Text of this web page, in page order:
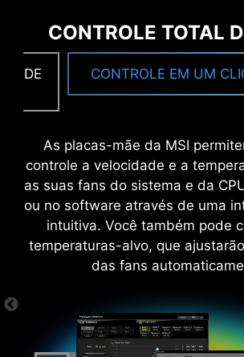
CONTROLE TOTAL
DE CONTROLE EM UM
As placas-mãe da MSI
controle a velocidade e a
as suas fans do sistema e da
ou no software através de uma
intuitiva. Você também pode
temperaturas-alvo, que
das fans
mais rápidas, o que também é
uma transmissão de circuito
6 Camadas de PCB
56g Cobre Espesso
MAIS DIY-
CERTIFICADO